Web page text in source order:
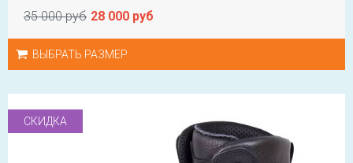
35 000 руб 28 000 руб
ВЫБРАТЬ РАЗМЕР
СКИДКА